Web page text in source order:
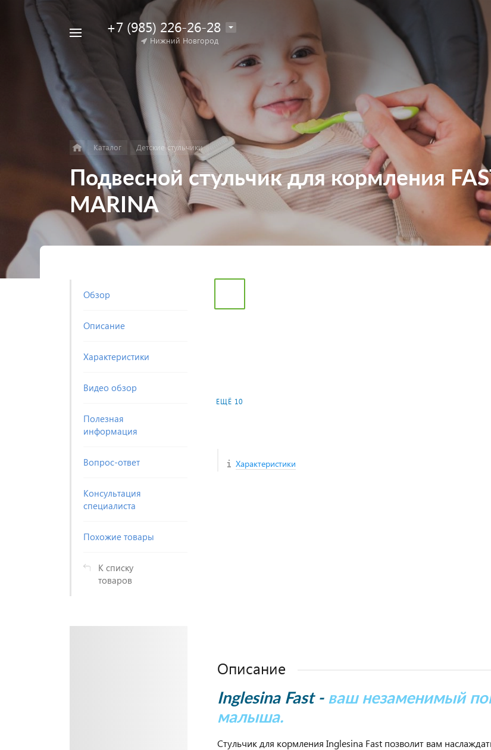
в каталоге
Например,
коляска
+7 (985) 226-26-28
Нижний Новгород
Каталог Детские стульчики
Подвесной стульчик для кормления
MARINA
Обзор
Описание
Характеристики
Видео обзор
Полезная
информация
Вопрос-ответ
Консультация
специалиста
Похожие товары
К списку
товаров
ЕЩЁ 10
Характеристики
Описание
Inglesina Fast - ваш незаменимый
малыша.
Стульчик для кормления Inglesina Fast позволит вам